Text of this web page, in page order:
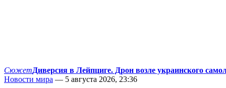
СюжетДиверсия в Лейпциге. Дрон возле украинского
Новости мира — 5 августа 2026, 23:36